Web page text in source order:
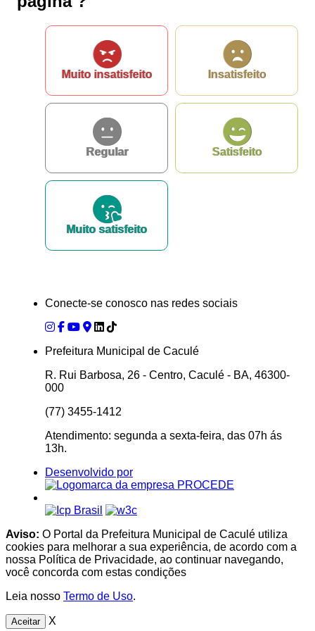
Muito insatisfeito Insatisfeito
Regular Satisfeito
Muito satisfeito
Conecte-se conosco nas redes sociais
Prefeitura Municipal de Caculé
R. Rui Barbosa, 26 - Centro, Caculé - BA, 46300-
000
(77) 3455-1412
Atendimento: segunda a sexta-feira, das 07h ás
13h.
Desenvolvido por
Aviso: O Portal da Prefeitura Municipal de Caculé utiliza
cookies para melhorar a sua experiência, de acordo com a
nossa Política de Privacidade, ao continuar navegando,
você concorda com estas condições
Leia nosso Termo de Uso.
Aceitar X